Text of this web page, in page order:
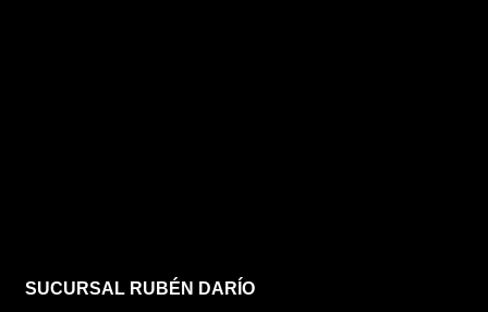
SUCURSAL RUBÉN DARÍO